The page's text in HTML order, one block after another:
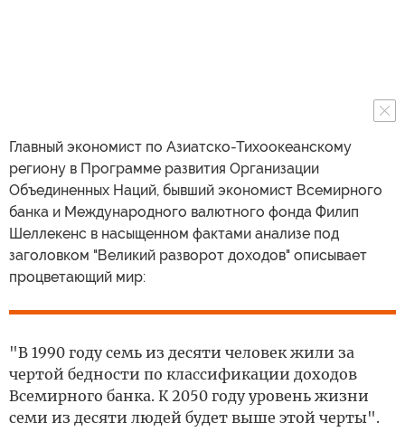
Главный экономист по Азиатско-Тихоокеанскому
региону в Программе развития Организации
Объединенных Наций, бывший экономист Всемирного
банка и Международного валютного фонда Филип
Шеллекенс в насыщенном фактами анализе под
заголовком "Великий разворот доходов" описывает
процветающий мир:
"В 1990 году семь из десяти человек жили за
чертой бедности по классификации доходов
Всемирного банка. К 2050 году уровень жизни
семи из десяти людей будет выше этой черты".